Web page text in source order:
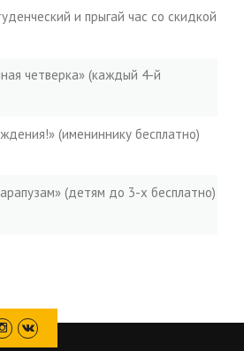
и прыгай час со скидкой
четверка» (каждый 4-й
(имениннику бесплатно)
(детям до 3-х бесплатно)